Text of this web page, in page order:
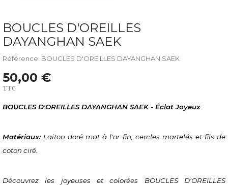
BOUCLES D'OREILLES
DAYANGHAN SAEK
Référence: BOUCLES D'OREILLES DAYANGHAN SAEK
50,00 €
TTC
BOUCLES D'OREILLES DAYANGHAN SAEK - Éclat Joyeux
Matériaux: Laiton doré mat à l'or fin, cercles martelés et fils de
coton ciré.
Découvrez les joyeuses et colorées BOUCLES D'OREILLES